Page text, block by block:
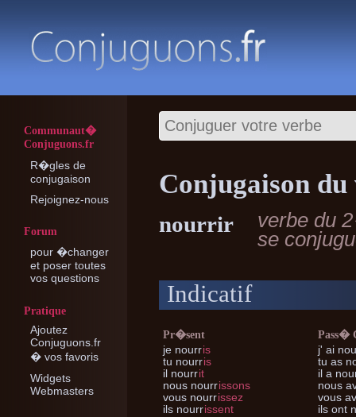
Communaut�
Conjuguons.fr
R�gles de
conjugaison
Rejoignez-nous
Forum
pour �changer
et poser toutes
vos questions
Pratique
Ajoutez
Conjuguons.fr
� vos favoris
Widgets
Webmasters
Conjugaison
nourrir
verbe du
se
Indicatif
Pr�sent
je nourris
tu nourris
il nourrit
nous nourrissons
vous nourrissez
ils nourrissent
Pass�
j' ai
tu as
il a
nous
vous
ils ont